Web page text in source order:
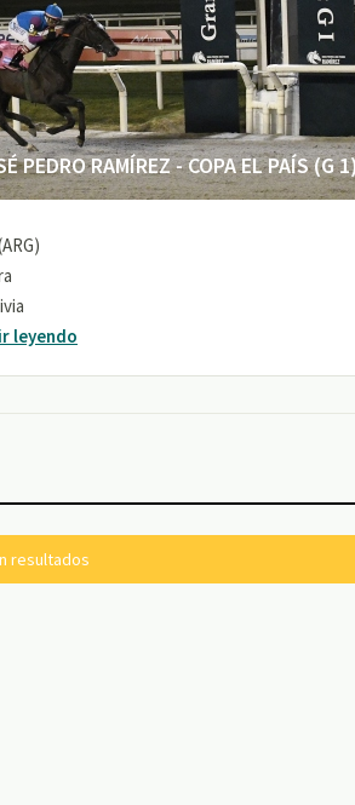
PEDRO RAMÍREZ - COPA EL PAÍS (G
leyendo
resultados